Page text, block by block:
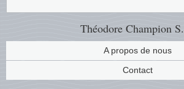
Théodore Champion
A propos de nous
Contact